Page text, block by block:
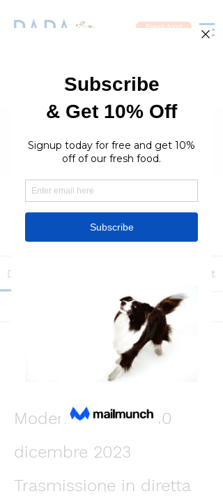
Fresh food
Groups
RaraPetcare Group
Public · 396 members
Join
Discussion About
December 10, 2023
Streaming: Como —
Modena diretta tv 10
dicembre 2023
Trasmissione in diretta